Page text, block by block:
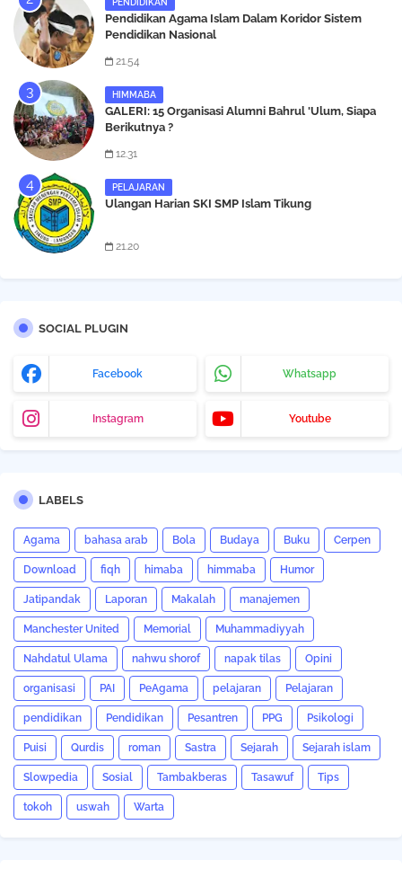
PENDIDIKAN
Pendidikan Agama Islam Dalam Koridor Sistem
Pendidikan Nasional
21.54
HIMMABA
GALERI: 15 Organisasi Alumni Bahrul 'Ulum, Siapa
Berikutnya ?
12.31
PELAJARAN
Ulangan Harian SKI SMP Islam Tikung
21.20
SOCIAL PLUGIN
Facebook Whatsapp
Instagram Youtube
LABELS
Agama bahasa arab Bola Budaya Buku Cerpen
Download fiqh himaba himmaba Humor
Jatipandak Laporan Makalah manajemen
Manchester United Memorial Muhammadiyyah
Nahdatul Ulama nahwu shorof napak tilas Opini
organisasi PAI PeAgama pelajaran Pelajaran
pendidikan Pendidikan Pesantren PPG Psikologi
Puisi Qurdis roman Sastra Sejarah Sejarah islam
Slowpedia Sosial Tambakberas Tasawuf Tips
tokoh uswah Warta